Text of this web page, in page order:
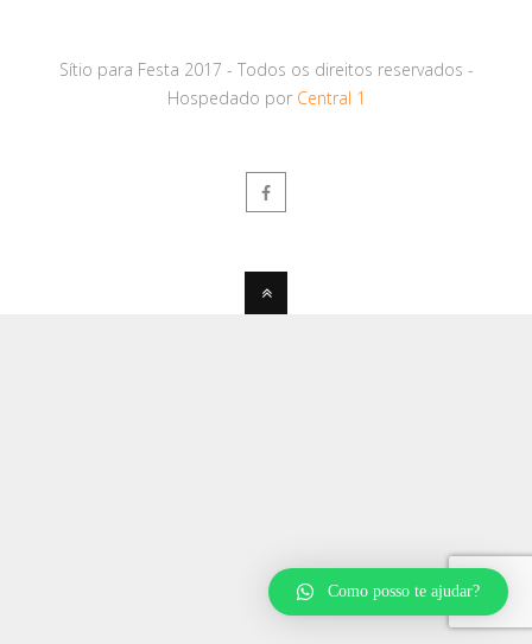
Sítio para Festa 2017 - Todos os direitos reservados -
Hospedado por Central 1
Como posso te ajudar?